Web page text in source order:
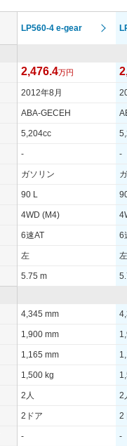
LP560-4 e-gear
2,476.4万円
2012年8月
ABA-GECEH
5,204cc
- -
ガソリン
90 L
4WD (M4)
6速AT 6
左 左
5.75 m
4,345 mm
1,900 mm
1,165 mm
1,500 kg
2人 2
2ドア 2
- -